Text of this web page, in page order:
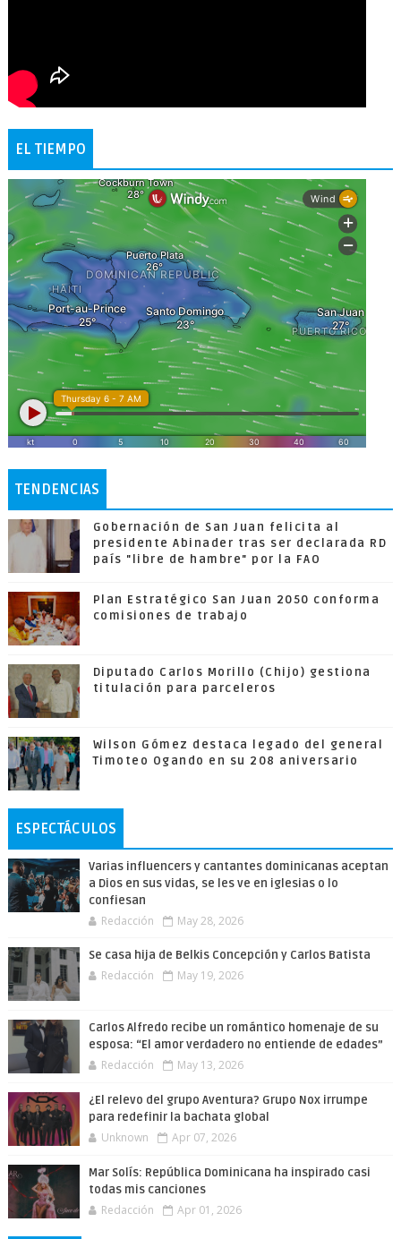
EL TIEMPO
TENDENCIAS
Gobernación de San Juan felicita al
presidente Abinader tras ser declarada RD
país "libre de hambre" por la FAO
Plan Estratégico San Juan 2050 conforma
comisiones de trabajo
Diputado Carlos Morillo (Chijo) gestiona
titulación para parceleros
Wilson Gómez destaca legado del general
Timoteo Ogando en su 208 aniversario
ESPECTÁCULOS
Varias influencers y cantantes dominicanas aceptan
a Dios en sus vidas, se les ve en iglesias o lo
confiesan
Redacción May 28, 2026
Se casa hija de Belkis Concepción y Carlos Batista
Redacción May 19, 2026
Carlos Alfredo recibe un romántico homenaje de su
esposa: “El amor verdadero no entiende de edades”
Redacción May 13, 2026
¿El relevo del grupo Aventura? Grupo Nox irrumpe
para redefinir la bachata global
Unknown Apr 07, 2026
Mar Solís: República Dominicana ha inspirado casi
todas mis canciones
Redacción Apr 01, 2026